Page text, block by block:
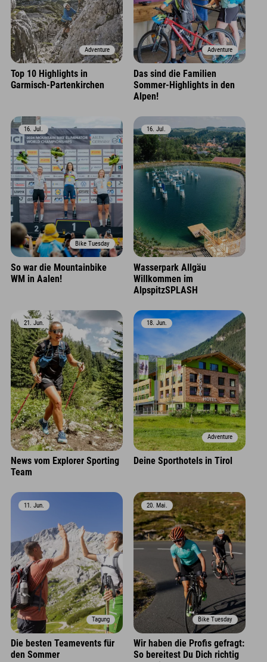
Adventure
Top 10 Highlights in
Garmisch-Partenkirchen
Adventure
Das sind die Familien
Sommer-Highlights in den
Alpen!
Bike Tuesday
16. Jul.
So war die Mountainbike
WM in Aalen!
16. Jul.
Wasserpark Allgäu
Willkommen im
AlpspitzSPLASH
21. Jun.
News vom Explorer Sporting
Team
Adventure
18. Jun.
Deine Sporthotels in Tirol
Tagung
11. Jun.
Die besten Teamevents für
den Sommer
Bike Tuesday
20. Mai.
Wir haben die Profis gefragt:
So bereitest Du Dich richtig